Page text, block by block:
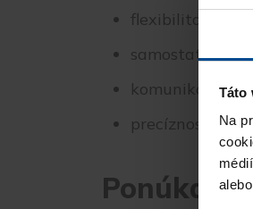
Táto
Na
flexibilita
samostatnosť
precíznosť